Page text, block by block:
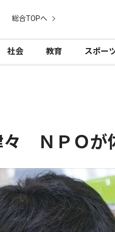
総合TOPへ
社会 教育 スポー
々 ＮＰＯが